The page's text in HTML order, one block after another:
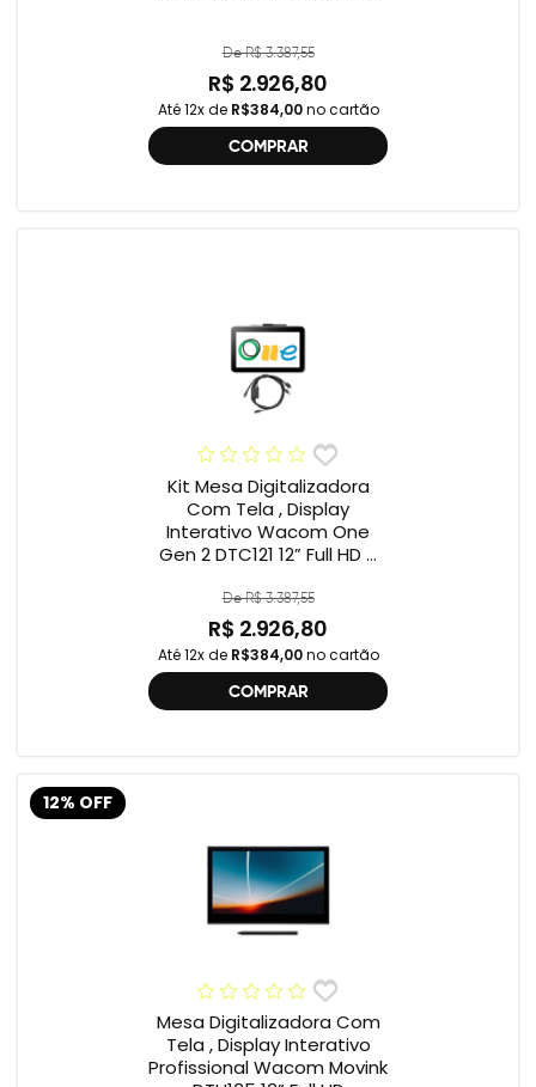
De R$ 3.387,55
R$ 2.926,80
Até 12x de R$384,00no cartão
COMPRAR
Kit Mesa Digitalizadora
Com Tela , Display
Interativo Wacom One
Gen 2 DTC121 12” Full HD +
geração , DTC121 ,
DTH134W,
De R$ 3.387,55
R$ 2.926,80
Até 12x de R$384,00no cartão
COMPRAR
12% OFF
Mesa Digitalizadora Com
Tela , Display Interativo
Profissional Wacom Movink